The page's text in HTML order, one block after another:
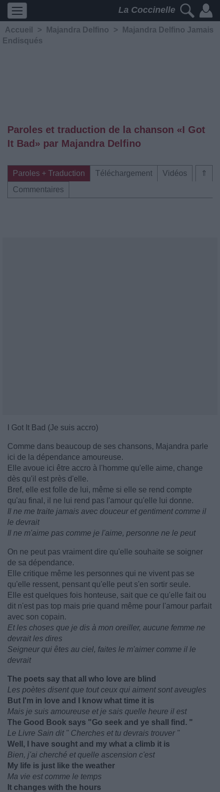
La Coccinelle
Accueil > Majandra Delfino >
Majandra Delfino Jamais
Endisqués
Paroles et traduction de la chanson «I Got
It Bad» par Majandra Delfino
⇑
Paroles + Traduction Téléchargement
Vidéos
Commentaires
I Got It Bad (Je suis accro)
Comme dans beaucoup de ses chansons, Majandra parle
ici de la dépendance amoureuse.
Elle avoue ici être accro à l'homme qu'elle aime, change
dès qu'il est près d'elle.
Bref, elle est folle de lui, même si elle se rend compte
qu'au final, il ne lui rend pas l'amour qu'elle lui donne.
Il ne me traite jamais avec douceur et gentiment comme il
le devrait
Il ne m'aime pas comme je l'aime, personne ne le peut
On ne peut pas vraiment dire qu'elle souhaite se soigner
de sa dépendance.
Elle critique même les personnes qui ne vivent pas se
qu'elle ressent, pensant qu'elle peut s'en sortir seule.
Elle est quelques fois honteuse, sait que ce qu'elle fait ou
dit n'est pas top mais prie quand même pour l'amour parfait
avec son copain.
Et les choses que je dis à mon oreiller, aucune femme ne
devrait les dires
Seigneur qui êtes au ciel, faites le m'aimer comme il le
devrait
The poets say that all who love are blind
Les poètes disent que tout ceux qui aiment sont aveugles
But I'm in love and I know what time it is
Mais je suis amoureuse et je sais quelle heure il est
The Good Book says "Go seek and ye shall find. "
Le Livre Sain dit " Cherches et tu devrais trouver "
Well, I have sought and my what a climb it is
Bien, j'ai cherché et quelle ascension c'est
My life is just like the weather
Ma vie est comme le temps
It changes with the hours